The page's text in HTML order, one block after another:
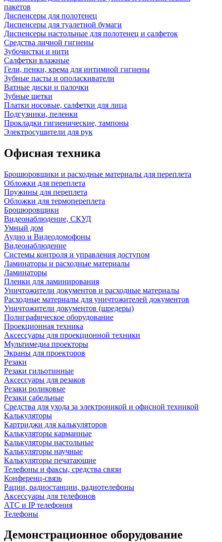
пакетов
Диспенсеры для полотенец
Диспенсеры для туалетной бумаги
Диспенсеры настольные для полотенец и салфеток
Средства личной гигиены
Зубочистки и нити
Салфетки влажные
Гели, пенки, крема для интимной гигиены
Зубные пасты и ополаскиватели
Ватные диски и палочки
Зубные щетки
Платки носовые, салфетки для лица
Подгузники, пеленки
Прокладки гигиенические, тампоны
Электросушители для рук
Офисная техника
Брошюровщики и расходные материалы для переплета
Обложки для переплета
Пружины для переплета
Обложки для термопереплета
Брошюровщики
Видеонаблюдение, СКУД
Умный дом
Аудио и Видеодомофоны
Видеонаблюдение
Системы контроля и управления доступом
Ламинаторы и расходные материалы
Ламинаторы
Пленки для ламинирования
Уничтожители документов и расходные материалы
Расходные материалы для уничтожителей документов
Уничтожители документов (шредеры)
Полиграфическое оборудование
Проекционная техника
Аксессуары для проекционной техники
Мультимедиа проекторы
Экраны для проекторов
Резаки
Резаки гильотинные
Аксессуары для резаков
Резаки роликовые
Резаки сабельные
Средства для ухода за электроникой и офисной техникой
Калькуляторы
Картриджи для калькуляторов
Калькуляторы карманные
Калькуляторы настольные
Калькуляторы научные
Калькуляторы печатающие
Телефоны и факсы, средства связи
Конференц-связь
Рации, радиостанции, радиотелефоны
Аксессуары для телефонов
АТС и IP телефония
Телефоны
Демонстрационное оборудование